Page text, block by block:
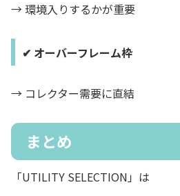
→ 環境入りするかが重要
✔ オーバーフレーム枠
→ コレクター需要に直結
まとめ
「UTILITY SELECTION」は